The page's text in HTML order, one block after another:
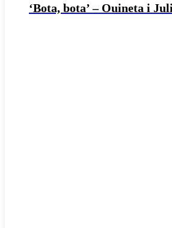
‘Bota, bota’ – Ouineta i